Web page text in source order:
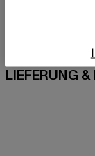
LIEFERUNG